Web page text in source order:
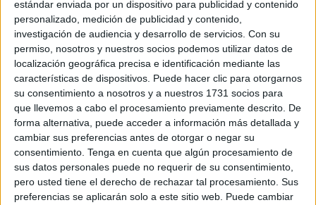
estándar enviada por un dispositivo para publicidad y contenido
personalizado, medición de publicidad y contenido,
investigación de audiencia y desarrollo de servicios. Con su
permiso, nosotros y nuestros socios podemos utilizar datos de
localización geográfica precisa e identificación mediante las
características de dispositivos. Puede hacer clic para otorgarnos
su consentimiento a nosotros y a nuestros 1731 socios para
que llevemos a cabo el procesamiento previamente descrito. De
forma alternativa, puede acceder a información más detallada y
cambiar sus preferencias antes de otorgar o negar su
consentimiento. Tenga en cuenta que algún procesamiento de
sus datos personales puede no requerir de su consentimiento,
pero usted tiene el derecho de rechazar tal procesamiento. Sus
preferencias se aplicarán solo a este sitio web. Puede cambiar